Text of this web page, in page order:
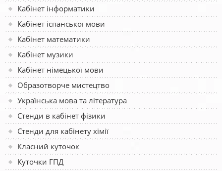
Кабінет інформатики
Кабінет іспанської мови
Кабінет математики
Кабінет музики
Кабінет німецької мови
Образотворче мистецтво
Українська мова та література
Стенди в кабінет фізики
Стенди для кабінету хімії
Класний куточок
Куточки ГПД